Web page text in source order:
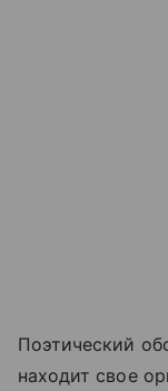
Поэтический
находит свое